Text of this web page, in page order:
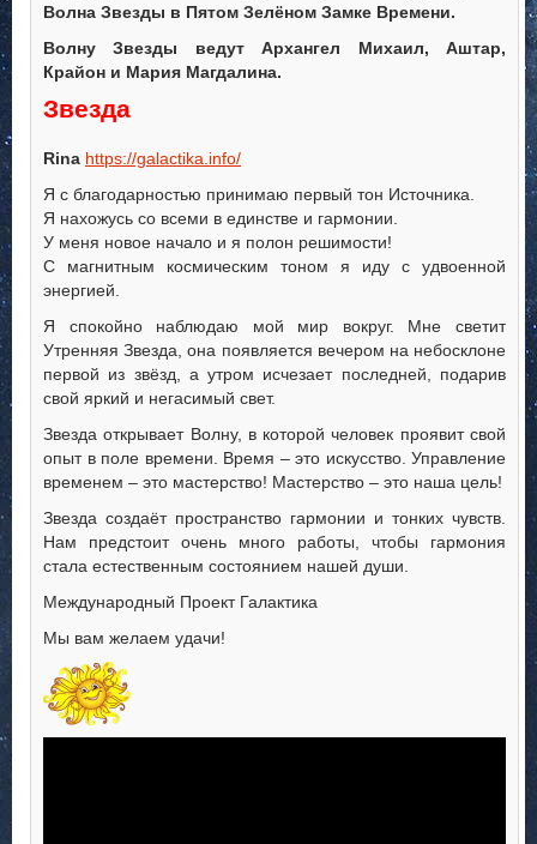
Волна Звезды в Пятом Зелёном Замке Времени.
Волну Звезды ведут Архангел Михаил, Аштар,
Крайон и Мария Магдалина.
Звезда
Rina https://galactika.info/
Я с благодарностью принимаю первый тон Источника.
Я нахожусь со всеми в единстве и гармонии.
У меня новое начало и я полон решимости!
С магнитным космическим тоном я иду с удвоенной
энергией.
Я спокойно наблюдаю мой мир вокруг. Мне светит
Утренняя Звезда, она появляется вечером на небосклоне
первой из звёзд, а утром исчезает последней, подарив
свой яркий и негасимый свет.
Звезда открывает Волну, в которой человек проявит свой
опыт в поле времени. Время – это искусство. Управление
временем – это мастерство! Мастерство – это наша цель!
Звезда создаёт пространство гармонии и тонких чувств.
Нам предстоит очень много работы, чтобы гармония
стала естественным состоянием нашей души.
Международный Проект Галактика
Мы вам желаем удачи!